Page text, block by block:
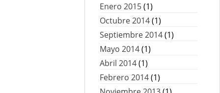
Enero 2015(1)
Octubre 2014(1)
Septiembre 2014(1)
Mayo 2014(1)
Abril 2014(1)
Febrero 2014(1)